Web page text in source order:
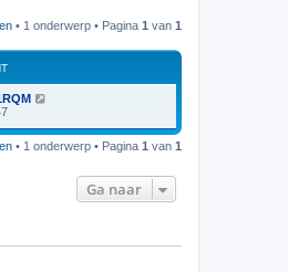
• 1 onderwerp • Pagina 1 van 1
• 1 onderwerp • Pagina 1 van 1
Ga naar